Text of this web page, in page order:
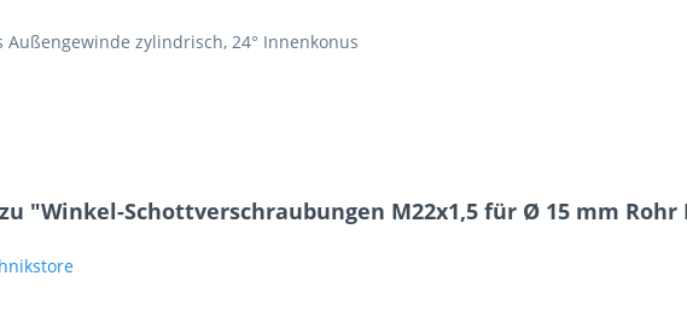
Senden
zylindrisch, 24° Innenkonus
"Winkel-Schottverschraubungen M22x1,5 für Ø 15 mm Rohr